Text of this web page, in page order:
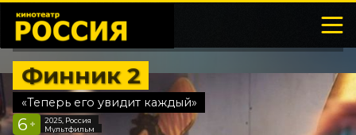
Финник 2
«Теперь его увидит каждый»
6 +
2025, Россия
Мультфильм